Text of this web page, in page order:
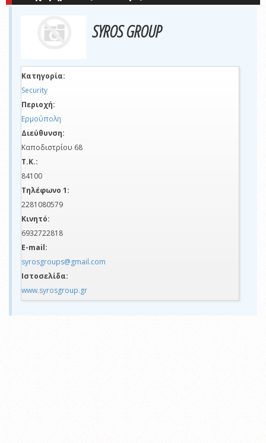
SYROS GROUP
Κατηγορία:
Security
Περιοχή:
Ερμούπολη
Διεύθυνση:
Καποδιστρίου 68
Τ.Κ.:
84100
Τηλέφωνο 1:
2281080579
Κινητό:
6932722818
E-mail:
syrosgroups@gmail.com
Ιστοσελίδα:
www.syrosgroup.gr